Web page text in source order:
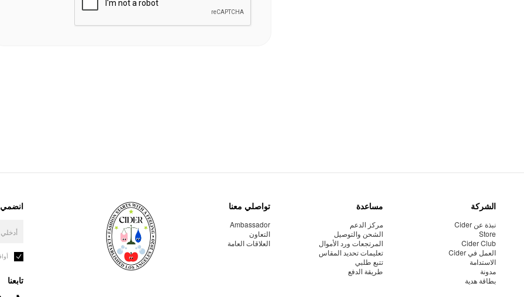
الشركة
نبذة عن Cider
Store
Cider Club
العمل في Cider
الاستدامة
مدونة
بطاقة هدية
مساعدة
مركز الدعم
الشحن والتوصيل
المرتجعات ورد الأموال
تعليمات تحديد المقاس
تتبع طلبي
طريقة الدفع
تواصلي معنا
Ambassador
التعاون
العلاقات العامة
انضمي
تابعنا